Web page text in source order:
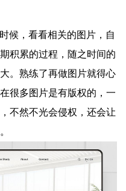
候，看看相关的图片，自
积累的过程，随之时间的
。熟练了再做图片就得心
很多图片是有版权的，一
不然不光会侵权，还会让